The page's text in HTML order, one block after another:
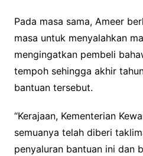
Pada masa sama, Ameer
masa untuk menyalahkan
mengingatkan pembeli
tempoh sehingga akhir
bantuan tersebut.
“Kerajaan, Kementerian
semuanya telah diberi
penyaluran bantuan ini dan